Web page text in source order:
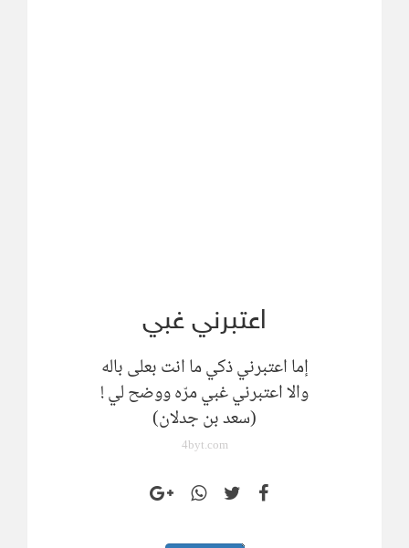
اعتبرني غبي
إما اعتبرني ذكي ما انت بعلى باله
والا اعتبرني غبي مرّه ووضح لي !
(سعد بن جدلان)
4byt.com